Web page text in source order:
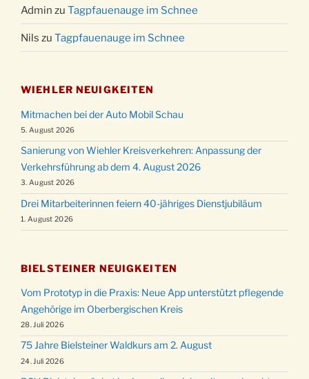
Admin zu Tagpfauenauge im Schnee
Nils zu Tagpfauenauge im Schnee
WIEHLER NEUIGKEITEN
Mitmachen bei der Auto Mobil Schau
5. August 2026
Sanierung von Wiehler Kreisverkehren: Anpassung der
Verkehrsführung ab dem 4. August 2026
3. August 2026
Drei Mitarbeiterinnen feiern 40-jähriges Dienstjubiläum
1. August 2026
BIELSTEINER NEUIGKEITEN
Vom Prototyp in die Praxis: Neue App unterstützt pflegende
Angehörige im Oberbergischen Kreis
28. Juli 2026
75 Jahre Bielsteiner Waldkurs am 2. August
24. Juli 2026